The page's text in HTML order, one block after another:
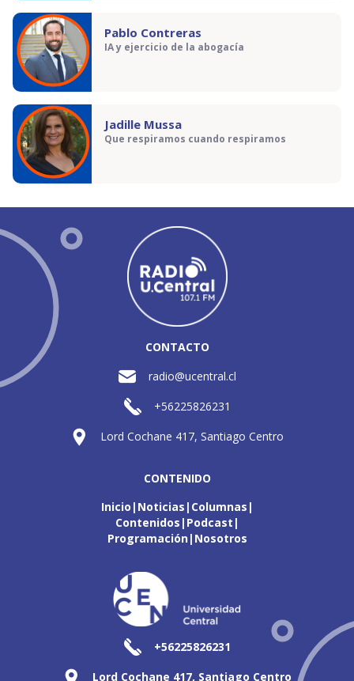
Pablo Contreras
IA y ejercicio de la abogacía
Jadille Mussa
Que respiramos cuando respiramos
CONTACTO
radio@ucentral.cl
+56225826231
Lord Cochane 417, Santiago Centro
CONTENIDO
Inicio Noticias Columnas
Contenidos Podcast
Programación Nosotros
+56225826231
Lord Cochane 417, Santiago Centro